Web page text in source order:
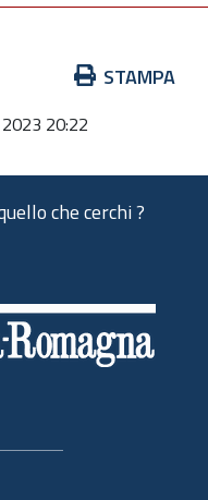
STAMPA
20:22
che cerchi ?